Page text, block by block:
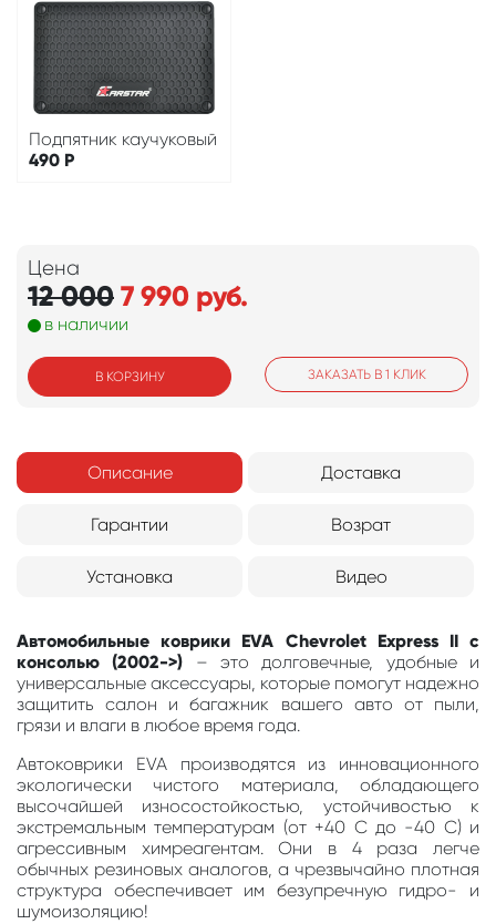
Подпятник каучуковый
490 Р
Цена
12 0007 990 руб.
в наличии
В КОРЗИНУ ЗАКАЗАТЬ В 1 КЛИК
Описание Доставка
Гарантии Возрат
Установка Видео
Автомобильные коврики EVA Chevrolet Express II с
консолью (2002->) – это долговечные, удобные и
универсальные аксессуары, которые помогут надежно
защитить салон и багажник вашего авто от пыли,
грязи и влаги в любое время года.
Автоковрики EVA производятся из инновационного
экологически чистого материала, обладающего
высочайшей износостойкостью, устойчивостью к
экстремальным температурам (от +40 С до -40 С) и
агрессивным химреагентам. Они в 4 раза легче
обычных резиновых аналогов, а чрезвычайно плотная
структура обеспечивает им безупречную гидро- и
шумоизоляцию!